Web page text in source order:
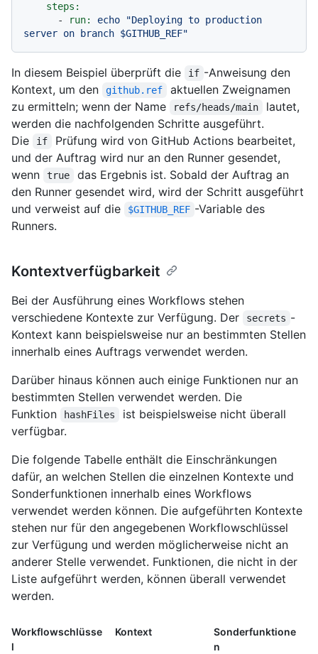
steps:
-
run: echo
"Deploying to production
server on branch $GITHUB_REF"
In diesem Beispiel überprüft die if -Anweisung den
Kontext, um den
github.ref
aktuellen Zweignamen
zu ermitteln; wenn der Name
refs/heads/main
lautet,
werden die nachfolgenden Schritte ausgeführt.
Die
if
Prüfung wird von GitHub Actions bearbeitet,
und der Auftrag wird nur an den Runner gesendet,
wenn
true
das Ergebnis ist. Sobald der Auftrag an
den Runner gesendet wird, wird der Schritt ausgeführt
und verweist auf die
$GITHUB_REF -Variable des
Runners.
Kontextverfügbarkeit
Bei der Ausführung eines Workflows stehen
verschiedene Kontexte zur Verfügung. Der
secrets -
Kontext kann beispielsweise nur an bestimmten Stellen
innerhalb eines Auftrags verwendet werden.
Darüber hinaus können auch einige Funktionen nur an
bestimmten Stellen verwendet werden. Die
Funktion
hashFiles
ist beispielsweise nicht überall
verfügbar.
Die folgende Tabelle enthält die Einschränkungen
dafür, an welchen Stellen die einzelnen Kontexte und
Sonderfunktionen innerhalb eines Workflows
verwendet werden können. Die aufgeführten Kontexte
stehen nur für den angegebenen Workflowschlüssel
zur Verfügung und werden möglicherweise nicht an
anderer Stelle verwendet. Funktionen, die nicht in der
Liste aufgeführt werden, können überall verwendet
werden.
Workflowschlüsse
l
Kontext
Sonderfunktione
n